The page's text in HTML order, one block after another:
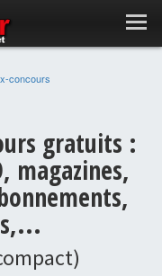
concours
gratuits :
magazines,